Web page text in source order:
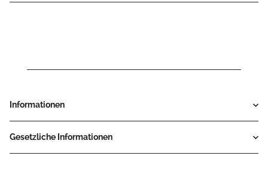
Informationen
Gesetzliche Informationen